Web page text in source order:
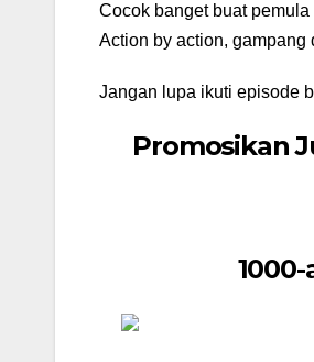
Cocok banget buat
Action by action, gampang
Jangan lupa ikuti episode
Promosikan